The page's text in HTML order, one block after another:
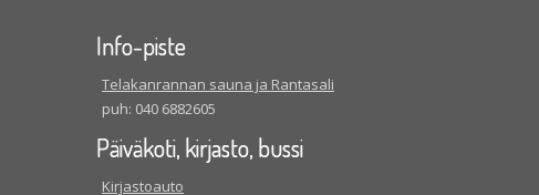
Info-piste
Telakanrannan sauna ja Rantasali
puh: 040 6882605
Päiväkoti, kirjasto, bussi
Kirjastoauto